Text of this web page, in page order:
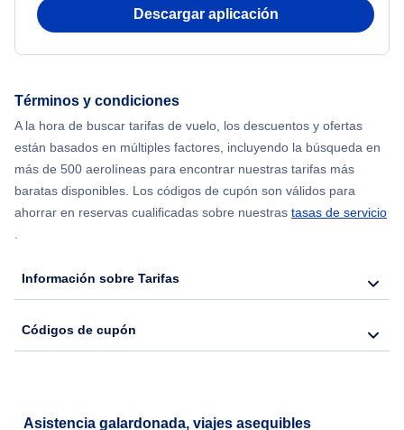
Flights from Shanghai to Nueva York
Flights from Delhi to Nueva York
Flights from Chicago to Delhi
Flights from Nueva York to Hong Kong
Flights from Nueva York to Lisboa
Descargar aplicación
Términos y condiciones
A la hora de buscar tarifas de vuelo, los descuentos y ofertas
están basados en múltiples factores, incluyendo la búsqueda en
más de 500 aerolíneas para encontrar nuestras tarifas más
baratas disponibles. Los códigos de cupón son válidos para
ahorrar en reservas cualificadas sobre nuestras tasas de servicio
.
Información sobre Tarifas
Códigos de cupón
Asistencia galardonada, viajes asequibles